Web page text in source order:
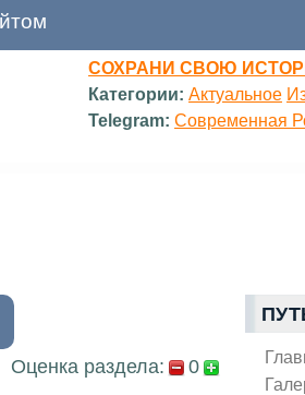
СОХРАНИ СВОЮ
Категории: Актуальное
Telegram: Современная
Оценка раздела: 0